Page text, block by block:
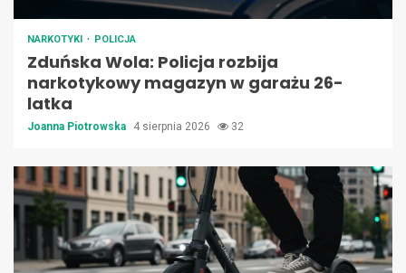
NARKOTYKI POLICJA
Zduńska Wola: Policja rozbija
narkotykowy magazyn w garażu 26-
latka
Joanna Piotrowska 4 sierpnia 2026 32